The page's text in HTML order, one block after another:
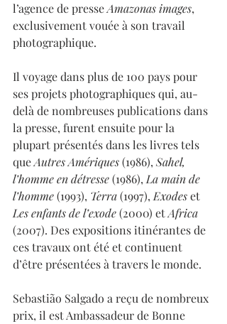
l’agence de presse Amazonas images,
exclusivement vouée à son travail
photographique.
Il voyage dans plus de 100 pays pour
ses projets photographiques qui, au-
delà de nombreuses publications dans
la presse, furent ensuite pour la
plupart présentés dans les livres tels
que Autres Amériques (1986), Sahel,
l’homme en détresse (1986), La main de
l’homme (1993), Terra (1997), Exodes et
Les enfants de l’exode (2000) et Africa
(2007). Des expositions itinérantes de
ces travaux ont été et continuent
d’être présentées à travers le monde.
Sebastião Salgado a reçu de nombreux
prix, il est Ambassadeur de Bonne